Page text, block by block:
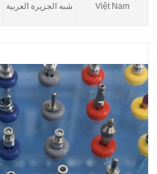
شبه الجزيرة العربية Việt Nam